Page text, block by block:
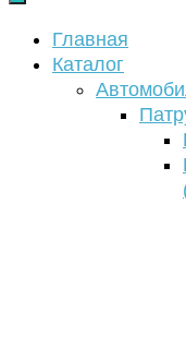
Главная
Каталог